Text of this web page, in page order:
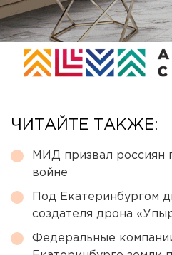
ЧИТАЙТЕ ТАКЖЕ:
МИД призвал россиян
войне
Под Екатеринбургом
создателя дрона
Федеральные